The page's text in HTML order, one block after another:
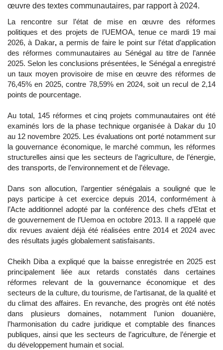
œuvre des textes communautaires, par rapport à 2024.
La rencontre sur l’état de mise en œuvre des réformes
politiques et des projets de l’UEMOA, tenue ce mardi 19 mai
2026, à Dakar,a permis de faire le point sur l’état d’application
des réformes communautaires au Sénégal au titre de l’année
2025. Selon les conclusions présentées, le Sénégal a enregistré
un taux moyen provisoire de mise en œuvre des réformes de
76,45% en 2025, contre 78,59% en 2024, soit un recul de 2,14
points de pourcentage.
Au total, 145 réformes et cinq projets communautaires ont été
examinés lors de la phase technique organisée à Dakar du 10
au 12 novembre 2025. Les évaluations ont porté notamment sur
la gouvernance économique, le marché commun, les réformes
structurelles ainsi que les secteurs de l’agriculture, de l’énergie,
des transports, de l’environnement et de l’élevage.
Dans son allocution, l’argentier sénégalais a souligné que le
pays participe à cet exercice depuis 2014, conformément à
l’Acte additionnel adopté par la conférence des chefs d’Etat et
de gouvernement de l’Uemoa en octobre 2013. Il a rappelé que
dix revues avaient déjà été réalisées entre 2014 et 2024 avec
des résultats jugés globalement satisfaisants.
Cheikh Diba a expliqué que la baisse enregistrée en 2025 est
principalement liée aux retards constatés dans certaines
réformes relevant de la gouvernance économique et des
secteurs de la culture, du tourisme, de l’artisanat, de la qualité et
du climat des affaires. En revanche, des progrès ont été notés
dans plusieurs domaines, notamment l’union douanière,
l’harmonisation du cadre juridique et comptable des finances
publiques, ainsi que les secteurs de l’agriculture, de l’énergie et
du développement humain et social.